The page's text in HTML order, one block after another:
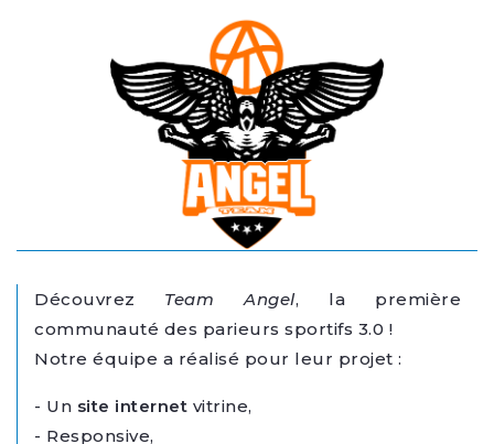
Découvrez Team Angel, la première
communauté des parieurs sportifs 3.0 !
Notre équipe a réalisé pour leur projet :
- Un site internet vitrine,
- Responsive,